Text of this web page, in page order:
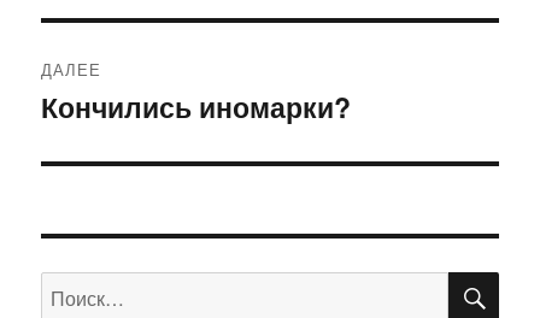
ДАЛЕЕ
Следующая
Кончились иномарки?
Искать: